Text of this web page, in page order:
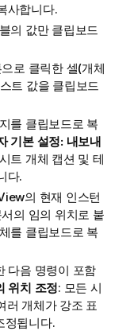
사합니다.
의 값만 클립보드
로 클릭한 셀(개체
트 값을 클립보드
를 클립보드로 복
기본 설정: 내보내
트 개체 캡션 및 테
다.
의 현재 인스턴
의 임의 위치로 붙
를 클립보드로 복
다음 명령이 포함
위치 조정: 모든 시
러 개체가 강조 표
정됩니다.